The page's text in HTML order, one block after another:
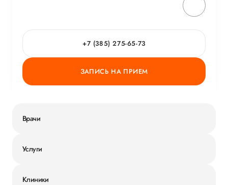
+7 (385) 275-65-73
ЗАПИСЬ НА ПРИЕМ
Врачи
Услуги
Клиники